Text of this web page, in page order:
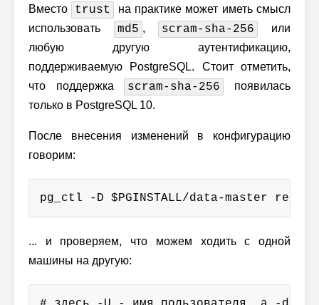
Вместо trust
на практике может иметь смысл
использовать
md5 , scram-sha-256
или
любую другую аутентификацию,
поддерживаемую PostgreSQL. Стоит отметить,
что поддержка
scram-sha-256
появилась
только в PostgreSQL 10.
После внесения изменений в конфигурацию
говорим:
pg_ctl -D $PGINSTALL/data-master reload
... и проверяем, что можем ходить с одной
машины на другую: